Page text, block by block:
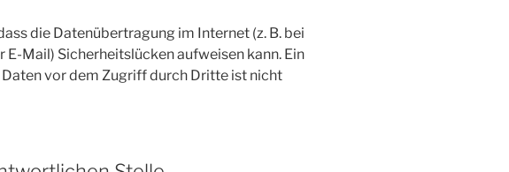
die Datenübertragung im Internet (z. B. bei
Mail) Sicherheitslücken aufweisen kann. Ein
vor dem Zugriff durch Dritte ist nicht